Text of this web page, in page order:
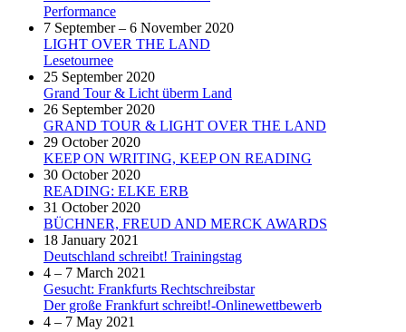
Performance
7 September – 6 November 2020
LIGHT OVER THE LAND
Lesetournee
25 September 2020
Grand Tour & Licht überm Land
26 September 2020
GRAND TOUR & LIGHT OVER THE LAND
29 October 2020
KEEP ON WRITING, KEEP ON READING
30 October 2020
READING: ELKE ERB
31 October 2020
BÜCHNER, FREUD AND MERCK AWARDS
18 January 2021
Deutschland schreibt! Trainingstag
4 – 7 March 2021
Gesucht: Frankfurts Rechtschreibstar
Der große Frankfurt schreibt!-Onlinewettbewerb
4 – 7 May 2021